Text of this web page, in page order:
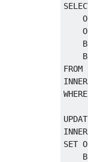
FROM
INNER
WHERE
INNER
SET